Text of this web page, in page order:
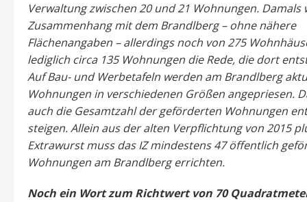
Verwaltung zwischen 20 und 21 Wohnungen. Damals
Zusammenhang mit dem Brandlberg – ohne nähere
Flächenangaben – allerdings noch von 275
lediglich circa 135 Wohnungen die Rede, die dort
Auf Bau- und Werbetafeln werden am Brandlberg
Wohnungen in verschiedenen Größen angepriesen.
auch die Gesamtzahl der geförderten Wohnungen
steigen. Allein aus der alten Verpflichtung von 2015
Extrawurst muss das IZ mindestens 47 öffentlich
Wohnungen am Brandlberg errichten.
Noch ein Wort zum Richtwert von 70